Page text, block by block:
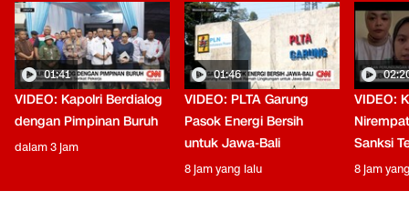
01:41
VIDEO: Kapolri Berdialog
dengan Pimpinan Buruh
dalam 3 jam
01:46
VIDEO: PLTA Garung
Pasok Energi Bersih
untuk Jawa-Bali
8 jam yang lalu
VIDEO:
Sanksi
8 jam